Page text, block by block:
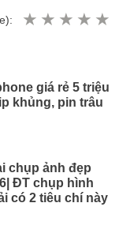
giá rẻ 5 triệu
khủng, pin trâu
chụp ảnh đẹp
ĐT chụp hình
có 2 tiêu chí này